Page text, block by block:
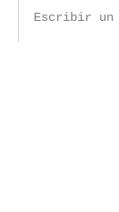
Escribir un